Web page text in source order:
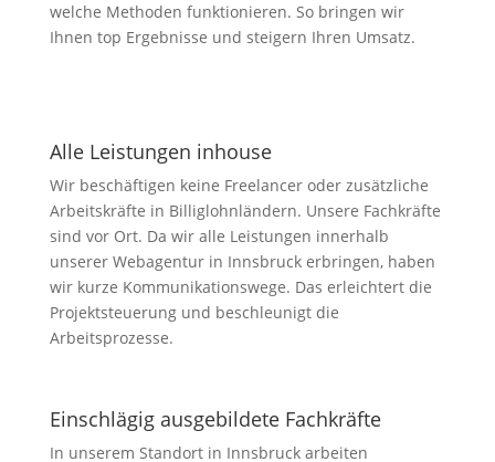
welche Methoden funktionieren. So bringen wir
Ihnen top Ergebnisse und steigern Ihren Umsatz.
Alle Leistungen inhouse
Wir beschäftigen keine Freelancer oder zusätzliche
Arbeitskräfte in Billiglohnländern. Unsere Fachkräfte
sind vor Ort. Da wir alle Leistungen innerhalb
unserer Webagentur in Innsbruck erbringen, haben
wir kurze Kommunikationswege. Das erleichtert die
Projektsteuerung und beschleunigt die
Arbeitsprozesse.
Einschlägig ausgebildete Fachkräfte
In unserem Standort in Innsbruck arbeiten